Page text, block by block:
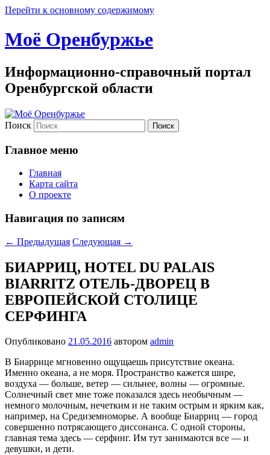
Перейти к основному содержимому
Моё Оренбуржье
Информационно-справочный портал
Оренбургской области
Поиск
Главное меню
Главная
Карта сайта
О проекте
Навигация по записям
← Предыдущая Следующая →
БИАРРИЦ, HOTEL DU PALAIS
BIARRITZ ОТЕЛЬ-ДВОРЕЦ В
ЕВРОПЕЙСКОЙ СТОЛИЦЕ
СЕРФИНГА
Опубликовано 21.05.2016 автором admin
В Биаррице мгновенно ощущаешь присутствие океана.
Именно океа­на, а не моря. Пространство кажется шире,
воздуха — больше, ветер — сильнее, волны — огромные.
Солнечный свет мне тоже показался здесь необычным —
немного молочным, нечетким и не таким острым и яр­ким как,
например, на Средиземноморье. А вообще Биарриц — город
совершенно потрясающего диссонанса. С одной стороны,
главная тема здесь — серфинг. Им тут занимаются все — и
девушки, и дети.